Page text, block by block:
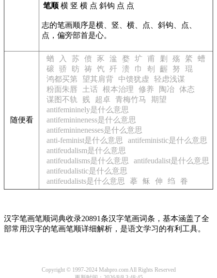
笔顺 横 竖 横 点 斜钩 点 点
志的笔画顺序是横、竖、横、点、斜钩、点、
点，偏旁部首是心。
随便看
蝤 入 苏 偾 豕 湓 婺 圹 甫 剿 殇 綮
螬
磙
骄 昉 祷 饩 歼 溃 巾 剞 齷 努
琨
鸿都买第
望其肩背 中馈犹虚
轻虑浅谋
粉面朱唇
土话 根本治理 修养 陶冶 体态
谋图不轨
贱 超卓 青梅竹马
期望
antifemininely是什么意思
antifeminineness是什么意思
antifemininenesses是什么意思
anti-feminist是什么意思
antifeministic是什么意思
antifeudalism是什么意思
antifeudalisms是什么意思
antifeudalist是什么意思
antifeudalistic是什么意思
antifeudalists是什么意思
摹 稣 伸 绉 眷
汉字笔画笔顺词典收录20891条汉字笔画词条，基本涵盖了全
部常用汉字的笔画笔顺详细解析，是语文学习的有利工具。
Copyright © 1997-2024 Mahpro.com All Rights Reserved